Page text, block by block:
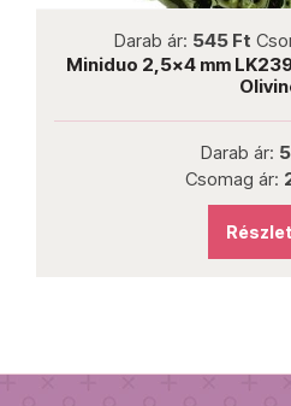
2453 Ft
Luster - Metallic